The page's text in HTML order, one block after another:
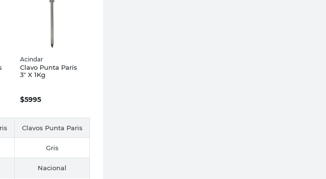
Acindar
Clavo Punta París
3" X 1Kg
$5995
Clavos Punta Paris
Gris
Nacional